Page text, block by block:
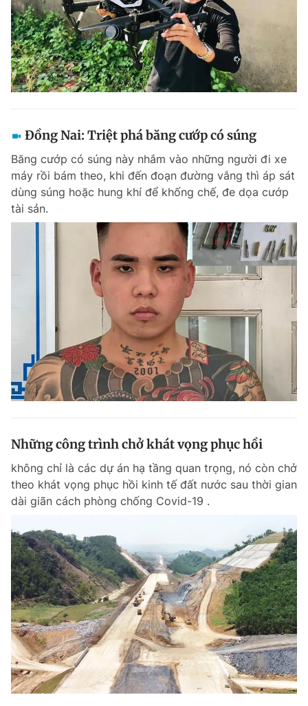
Sản phẩm khác
Tiện ích Bạn cần biết
Đọc Thanh Niên trên điện thoại
0906 645 777
Liên hệ quảng cáo
0908 780 404
Đặt báo Quảng cáo RSS Tòa soạn Chính sách bảo
Phó tổng biên tập: Lâm Hiếu Dũng
Phó tổng biên tập: Trần Việt Hưng
Tổng thư ký tòa soạn: Đức Trung
Giấy phép xuất bản số 110/GP - BTTTT cấp ngày 24.3.2020
© 2003-2026 Bản quyền thuộc về Báo Thanh Niên. Cấm sao chép
Phát triển bởi ePi Technologies, JSC.
Đồng Nai: Triệt phá băng cướp có súng
Băng cướp có súng này nhắm vào những người đi xe
máy rồi bám theo, khi đến đoạn đường vắng thì áp sát
dùng súng hoặc hung khí để khống chế, đe dọa cướp
tài sản.
Những công trình chở khát vọng phục hồi
không chỉ là các dự án hạ tầng quan trọng, nó còn chở
theo khát vọng phục hồi kinh tế đất nước sau thời gian
dài giãn cách phòng chống Covid-19 .